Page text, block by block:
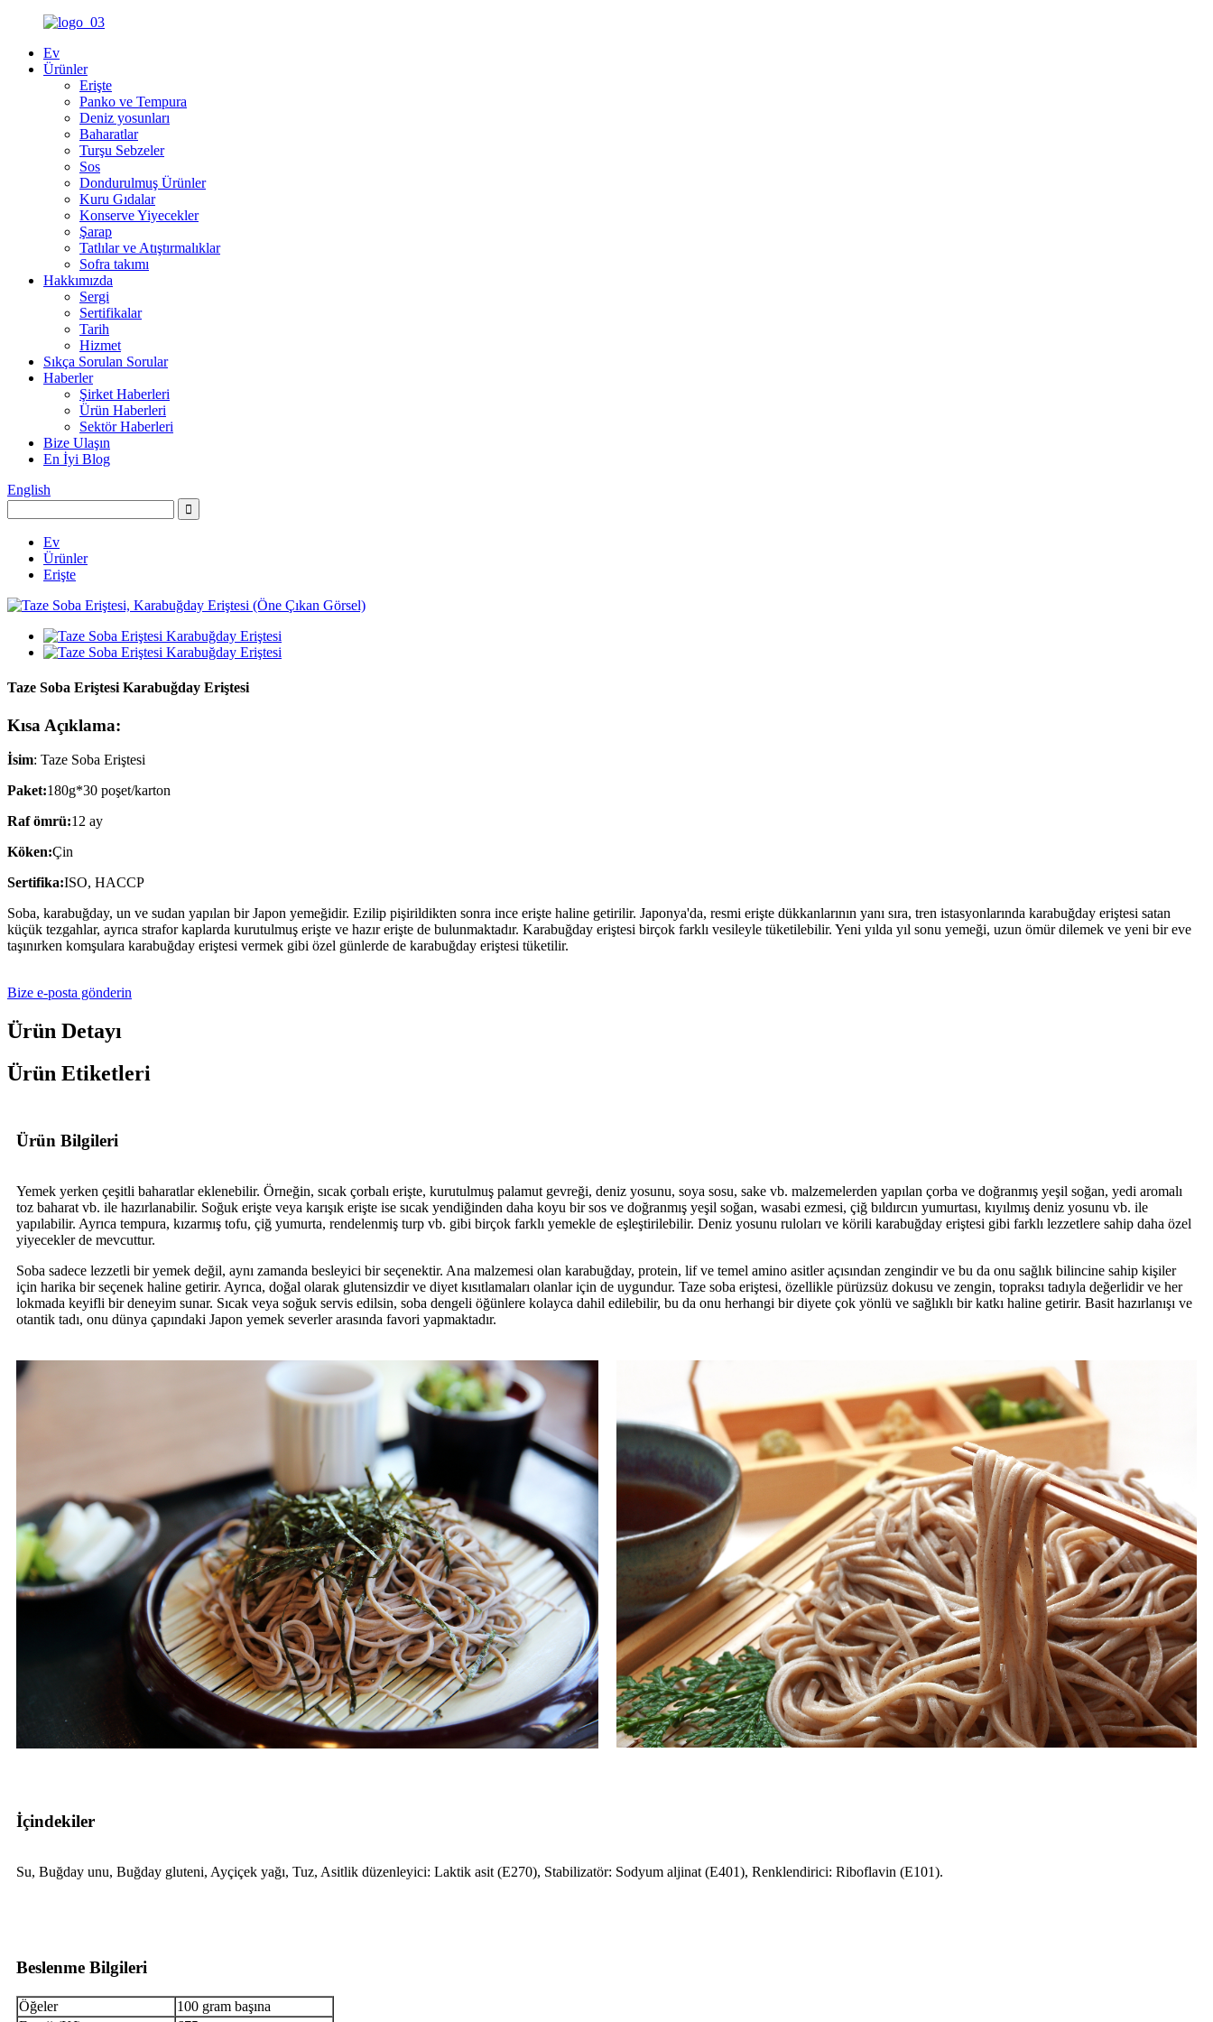
Ev
Ürünler
Erişte
Panko ve Tempura
Deniz yosunları
Baharatlar
Turşu Sebzeler
Sos
Dondurulmuş Ürünler
Kuru Gıdalar
Konserve Yiyecekler
Şarap
Tatlılar ve Atıştırmalıklar
Sofra takımı
Hakkımızda
Sergi
Sertifikalar
Tarih
Hizmet
Sıkça Sorulan Sorular
Haberler
Şirket Haberleri
Ürün Haberleri
Sektör Haberleri
Bize Ulaşın
En İyi Blog
English
Ev
Ürünler
Erişte
Taze Soba Eriştesi Karabuğday Eriştesi
Kısa Açıklama:
İsim: Taze Soba Eriştesi
Paket:180g*30 poşet/karton
Raf ömrü:12 ay
Köken:Çin
Sertifika:ISO, HACCP
Soba, karabuğday, un ve sudan yapılan bir Japon yemeğidir. Ezilip pişirildikten sonra ince erişte haline getirilir. Japonya'da, resmi erişte dükkanlarının yanı sıra, tren istasyonlarında karabuğday eriştesi satan
küçük tezgahlar, ayrıca strafor kaplarda kurutulmuş erişte ve hazır erişte de bulunmaktadır. Karabuğday eriştesi birçok farklı vesileyle tüketilebilir. Yeni yılda yıl sonu yemeği, uzun ömür dilemek ve yeni bir eve
taşınırken komşulara karabuğday eriştesi vermek gibi özel günlerde de karabuğday eriştesi tüketilir.
Bize e-posta gönderin
Ürün Detayı
Ürün Etiketleri
Ürün Bilgileri
Yemek yerken çeşitli baharatlar eklenebilir. Örneğin, sıcak çorbalı erişte, kurutulmuş palamut gevreği, deniz yosunu, soya sosu, sake vb. malzemelerden yapılan çorba ve doğranmış yeşil soğan, yedi aromalı
toz baharat vb. ile hazırlanabilir. Soğuk erişte veya karışık erişte ise sıcak yendiğinden daha koyu bir sos ve doğranmış yeşil soğan, wasabi ezmesi, çiğ bıldırcın yumurtası, kıyılmış deniz yosunu vb. ile
yapılabilir. Ayrıca tempura, kızarmış tofu, çiğ yumurta, rendelenmiş turp vb. gibi birçok farklı yemekle de eşleştirilebilir. Deniz yosunu ruloları ve körili karabuğday eriştesi gibi farklı lezzetlere sahip daha özel
yiyecekler de mevcuttur.
Soba sadece lezzetli bir yemek değil, aynı zamanda besleyici bir seçenektir. Ana malzemesi olan karabuğday, protein, lif ve temel amino asitler açısından zengindir ve bu da onu sağlık bilincine sahip kişiler
için harika bir seçenek haline getirir. Ayrıca, doğal olarak glutensizdir ve diyet kısıtlamaları olanlar için de uygundur. Taze soba eriştesi, özellikle pürüzsüz dokusu ve zengin, topraksı tadıyla değerlidir ve her
lokmada keyifli bir deneyim sunar. Sıcak veya soğuk servis edilsin, soba dengeli öğünlere kolayca dahil edilebilir, bu da onu herhangi bir diyete çok yönlü ve sağlıklı bir katkı haline getirir. Basit hazırlanışı ve
otantik tadı, onu dünya çapındaki Japon yemek severler arasında favori yapmaktadır.
İçindekiler
Su, Buğday unu, Buğday gluteni, Ayçiçek yağı, Tuz, Asitlik düzenleyici: Laktik asit (E270), Stabilizatör: Sodyum aljinat (E401), Renklendirici: Riboflavin (E101).
Beslenme Bilgileri
Öğeler
100 gram başına